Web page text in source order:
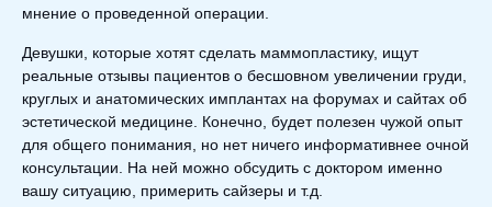
мнение о проведенной операции.
Девушки, которые хотят сделать маммопластику, ищут
реальные отзывы пациентов о бесшовном увеличении груди,
круглых и анатомических имплантах на форумах и сайтах об
эстетической медицине. Конечно, будет полезен чужой опыт
для общего понимания, но нет ничего информативнее очной
консультации. На ней можно обсудить с доктором именно
вашу ситуацию, примерить сайзеры и т.д.